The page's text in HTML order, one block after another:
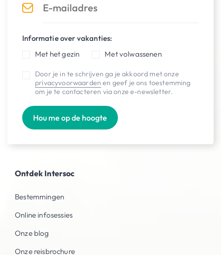
Informatie over vakanties:
Met het gezin
Met volwassenen
Door je in te schrijven ga je akkoord met onze
privacyvoorwaarden en geef je ons toestemming
om je te contacteren via onze e-newsletter.
Hou me op de hoogte
Over Intersoc
Vrijwilligerswerk
Contact
Ontdek Intersoc
Bestemmingen
Online infosessies
Onze blog
Onze reisbrochure